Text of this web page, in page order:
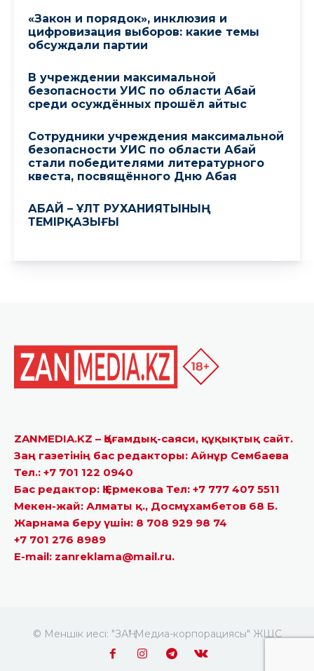
ZANMEDIA.KZ – Қоғамдық-саяси, құқықтық сайт.
Заң газетінің бас редакторы: Айнұр Сембаева
Тел.: +7 701 122 0940
Бас редактор: Қ.Ермекова Тел: +7 777 407 5511
Мекен-жай: Алматы қ., Досмұхамбетов 68 Б.
Жарнама беру үшін: 8 708 929 98 74
+7 701 276 8989
E-mail: zanreklama@mail.ru.
© Меншік иесі: "ЗАҢ" Медиа-корпорациясы" ЖШС